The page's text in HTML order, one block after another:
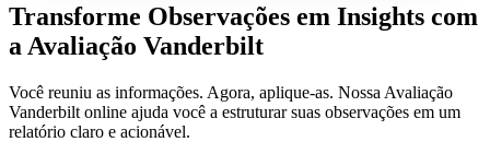
Transforme Observações em Insights com
a Avaliação Vanderbilt
Você reuniu as informações. Agora, aplique-as. Nossa Avaliação
Vanderbilt online ajuda você a estruturar suas observações em um
relatório claro e acionável.